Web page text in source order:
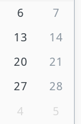
6
7
13
14
20
21
27
28
4
5